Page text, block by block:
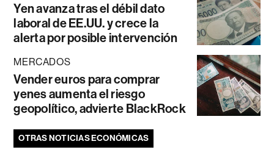
Yen avanza tras el débil dato
laboral de EE.UU. y crece la
alerta por posible intervención
MERCADOS
Vender euros para comprar
yenes aumenta el riesgo
geopolítico, advierte BlackRock
OTRAS NOTICIAS ECONÓMICAS